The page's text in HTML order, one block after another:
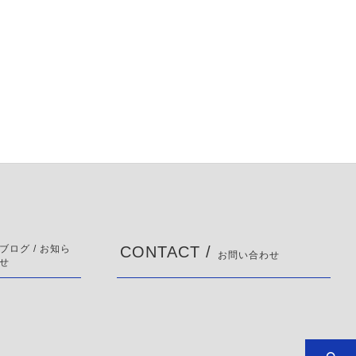
ブログ / お知ら
せ
CONTACT / お問い合わせ